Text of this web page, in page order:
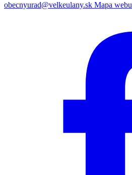
obecnyurad@velkeulany.sk Mapa webu